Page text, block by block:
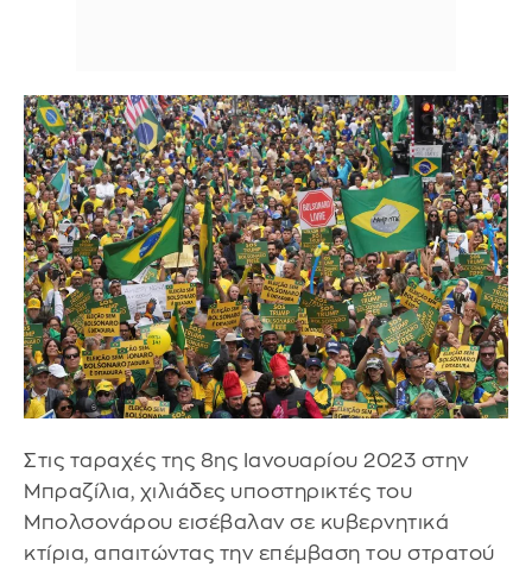
Στις ταραχές της 8ης Ιανουαρίου 2023 στην
Μπραζίλια, χιλιάδες υποστηρικτές του
Μπολσονάρου εισέβαλαν σε κυβερνητικά
κτίρια, απαιτώντας την επέμβαση του στρατού